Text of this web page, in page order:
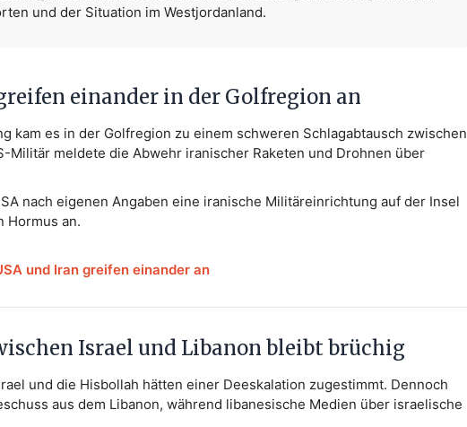
und der Situation im Westjordanland.
einander in der Golfregion an
kam es in der Golfregion zu einem schweren Schlagabtausch zwischen
Militär meldete die Abwehr iranischer Raketen und Drohnen über
nach eigenen Angaben eine iranische Militäreinrichtung auf der Insel
Hormus an.
und Iran greifen einander an
Israel und Libanon bleibt brüchig
und die Hisbollah hätten einer Deeskalation zugestimmt. Dennoch
aus dem Libanon, während libanesische Medien über israelische